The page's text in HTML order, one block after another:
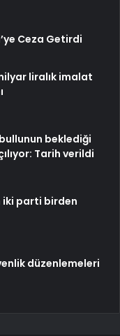
Ceza Getirdi
liralık imalat
beklediği
Tarih verildi
iki parti birden
düzenlemeleri